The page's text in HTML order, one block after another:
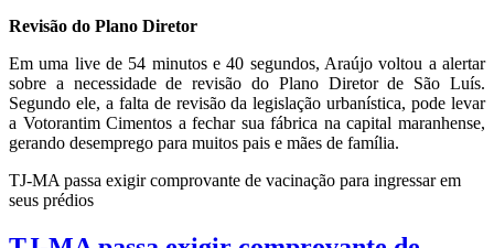
Revisão do Plano Diretor
Em uma live de 54 minutos e 40 segundos, Araújo voltou a alertar
sobre a necessidade de revisão do Plano Diretor de São Luís.
Segundo ele, a falta de revisão da legislação urbanística, pode levar
a Votorantim Cimentos a fechar sua fábrica na capital maranhense,
gerando desemprego para muitos pais e mães de família.
TJ-MA passa exigir comprovante de vacinação para ingressar em
seus prédios